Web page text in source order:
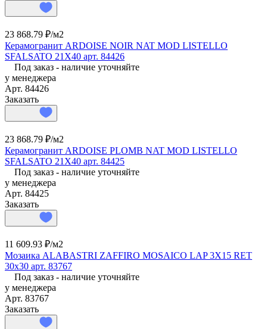
23 868.79 ₽/м2
Керамогранит ARDOISE NOIR NAT MOD LISTELLO
SFALSATO 21X40 арт. 84426
Под заказ - наличие уточняйте
у менеджера
Арт. 84426
Заказать
23 868.79 ₽/м2
Керамогранит ARDOISE PLOMB NAT MOD LISTELLO
SFALSATO 21X40 арт. 84425
Под заказ - наличие уточняйте
у менеджера
Арт. 84425
Заказать
11 609.93 ₽/м2
Мозаика ALABASTRI ZAFFIRO MOSAICO LAP 3X15 RET
30x30 арт. 83767
Под заказ - наличие уточняйте
у менеджера
Арт. 83767
Заказать